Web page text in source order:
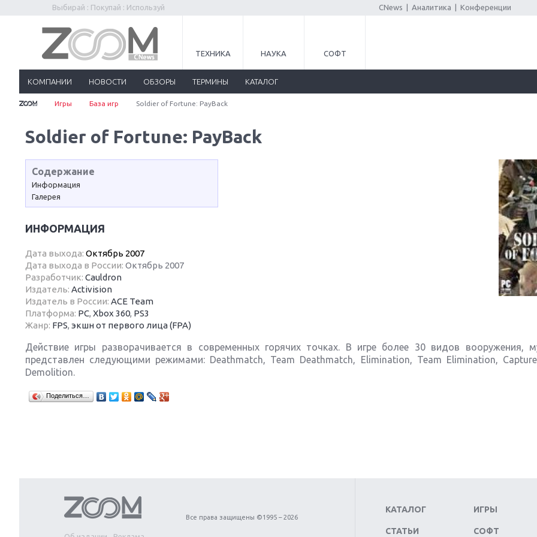
Выбирай : Покупай : Используй CNews Аналитика Конференции
ТЕХНИКА НАУКА СОФТ
КОМПАНИИ НОВОСТИ ОБЗОРЫ ТЕРМИНЫ КАТАЛОГ
Игры База игр Soldier of Fortune: PayBack
Soldier of Fortune: PayBack
Содержание
Информация
Галерея
ИНФОРМАЦИЯ
Дата выхода: Октябрь 2007
Дата выхода в России: Октябрь 2007
Разработчик: Cauldron
Издатель: Activision
Издатель в России: ACE Team
Платформа: PC, Xbox 360, PS3
Жанр: FPS, экшн от первого лица (FPA)
Действие игры разворачивается в современных горячих точках. В игре более 30 видов вооружения,
представлен следующими режимами: Deathmatch, Team Deathmatch, Elimination, Team Elimination,
Demolition.
Поделиться…
Все права защищены ©1995 – 2026
КАТАЛОГ
СТАТЬИ
ИГРЫ
СОФТ